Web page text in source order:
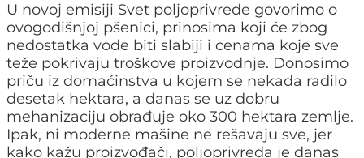
U novoj emisiji Svet poljoprivrede govorimo o
ovogodišnjoj pšenici, prinosima koji će zbog
nedostatka vode biti slabiji i cenama koje sve
teže pokrivaju troškove proizvodnje. Donosimo
priču iz domaćinstva u kojem se nekada radilo
desetak hektara, a danas se uz dobru
mehanizaciju obrađuje oko 300 hektara zemlje.
Ipak, ni moderne mašine ne rešavaju sve, jer
kako kažu proizvođači, poljoprivreda je danas